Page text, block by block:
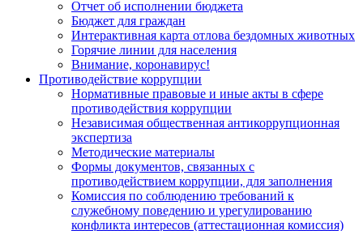
Отчет об исполнении бюджета
Бюджет для граждан
Интерактивная карта отлова бездомных животных
Горячие линии для населения
Внимание, коронавирус!
Противодействие коррупции
Нормативные правовые и иные акты в сфере
противодействия коррупции
Независимая общественная антикоррупционная
экспертиза
Методические материалы
Формы документов, связанных с
противодействием коррупции, для заполнения
Комиссия по соблюдению требований к
служебному поведению и урегулированию
конфликта интересов (аттестационная комиссия)